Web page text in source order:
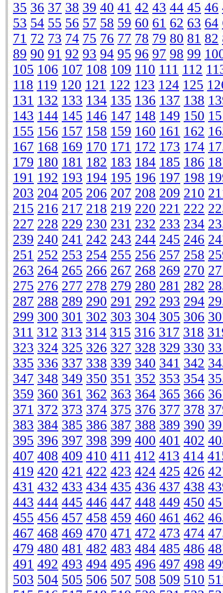
35 36 37 38 39 40 41 42 43 44 45 46
53 54 55 56 57 58 59 60 61 62 63 64
71 72 73 74 75 76 77 78 79 80 81 82
89 90 91 92 93 94 95 96 97 98 99
105 106 107 108 109 110 111 112
118 119 120 121 122 123 124 125
131 132 133 134 135 136 137 138
143 144 145 146 147 148 149 150
155 156 157 158 159 160 161 162
167 168 169 170 171 172 173 174
179 180 181 182 183 184 185 186
191 192 193 194 195 196 197 198
203 204 205 206 207 208 209 210
215 216 217 218 219 220 221 222
227 228 229 230 231 232 233 234
239 240 241 242 243 244 245 246
251 252 253 254 255 256 257 258
263 264 265 266 267 268 269 270
275 276 277 278 279 280 281 282
287 288 289 290 291 292 293 294
299 300 301 302 303 304 305 306
311 312 313 314 315 316 317 318
323 324 325 326 327 328 329 330
335 336 337 338 339 340 341 342
347 348 349 350 351 352 353 354
359 360 361 362 363 364 365 366
371 372 373 374 375 376 377 378
383 384 385 386 387 388 389 390
395 396 397 398 399 400 401 402
407 408 409 410 411 412 413 414
419 420 421 422 423 424 425 426
431 432 433 434 435 436 437 438
443 444 445 446 447 448 449 450
455 456 457 458 459 460 461 462
467 468 469 470 471 472 473 474
479 480 481 482 483 484 485 486
491 492 493 494 495 496 497 498
503 504 505 506 507 508 509 510